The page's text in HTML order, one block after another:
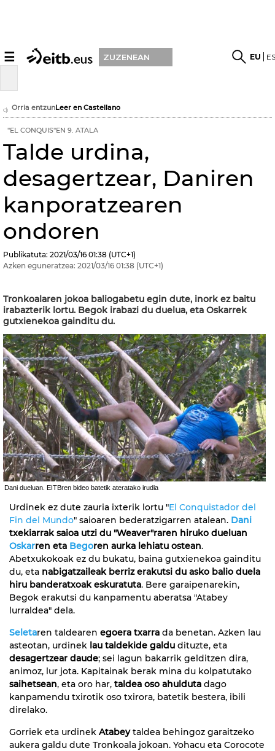
☰ ZUZENEAN EU
Orria entzunLeer en Castellano
''EL CONQUIS''EN 9. ATALA
Talde urdina,
desagertzear, Daniren
kanporatzearen
ondoren
Publikatuta: 2021/03/16 01:38 (UTC+1)
Azken eguneratzea: 2021/03/16 01:38 (UTC+1)
Tronkoalaren jokoa baliogabetu egin dute, inork ez baitu
irabazterik lortu. Begok irabazi du duelua, eta Oskarrek
gutxienekoa gainditu du.
Dani dueluan. EITBren bideo batetik ateratako irudia
Urdinek ez dute zauria ixterik lortu "El Conquistador del
Fin del Mundo" saioaren bederatzigarren atalean. Dani
txekiarrak saioa utzi du "Weaver"raren hiruko dueluan
Oskarren eta Begoren aurka lehiatu ostean.
Abetxukokoak ez du bukatu, baina gutxienekoa gainditu
du, eta nabigatzaileak berriz erakutsi du asko balio duela
hiru banderatxoak eskuratuta. Bere garaipenarekin,
Begok erakutsi du kanpamentu aberatsa "Atabey
lurraldea" dela.
Seletaren taldearen egoera txarra da benetan. Azken lau
asteotan, urdinek lau taldekide galdu dituzte, eta
desagertzear daude; sei lagun bakarrik gelditzen dira,
animoz, lur jota. Kapitainak berak mina du kolpatutako
saihetsean, eta oro har, taldea oso ahulduta dago
kanpamendu txirotik oso txirora, batetik bestera, ibili
direlako.
Gorriek eta urdinek Atabeytaldea behingoz garaitzeko
aukera galdu dute Tronkoala jokoan. Yohacu eta Corocote